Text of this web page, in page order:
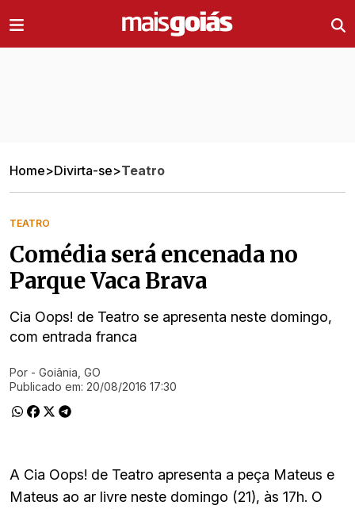
Home>Divirta-se>Teatro
TEATRO
Comédia será encenada no
Parque Vaca Brava
Cia Oops! de Teatro se apresenta neste domingo,
com entrada franca
Ir direto pra matéria
Por - Goiânia, GO
Publicado em: 20/08/2016 17:30
A Cia Oops! de Teatro apresenta a peça Mateus e
Mateus ao ar livre neste domingo (21), às 17h. O